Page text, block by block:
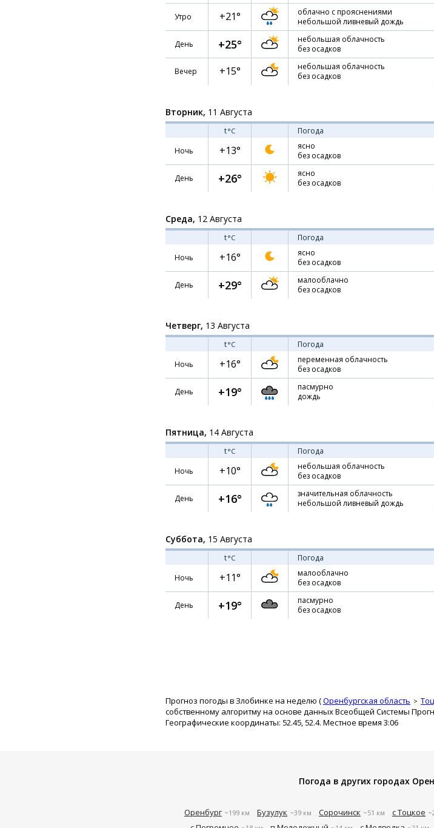
Утро +21°
облачно с прояснениями
небольшой ливневый дождь
День +25°
небольшая облачность
без осадков
Вечер +15°
небольшая облачность
без осадков
Вторник, 11 Августа
t°C Погода
Ночь
+13°
ясно
без осадков
День +26°
ясно
без осадков
Среда, 12 Августа
t°C Погода
Ночь
+16°
ясно
без осадков
День +29°
малооблачно
без осадков
Четверг, 13 Августа
t°C Погода
Ночь
+16°
переменная облачность
без осадков
День +19°
пасмурно
дождь
Пятница, 14 Августа
t°C Погода
Ночь
+10°
небольшая облачность
без осадков
День +16°
значительная облачность
небольшой ливневый дождь
Суббота, 15 Августа
t°C Погода
Ночь
+11°
малооблачно
без осадков
День +19°
пасмурно
без осадков
Прогноз погоды в Злобинке на неделю (Оренбургская область
собственному алгоритму на основе данных Всеобщей Системы
Географические координаты: 52.45, 52.4. Местное время 3:06
Погода в других городах
Оренбург ~199 км Бузулук ~39 км Сорочинск ~51 км с Тоцкое